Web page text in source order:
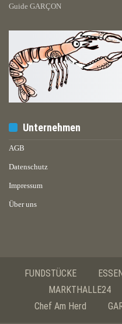
Guide GARÇON
Unternehmen
AGB
Datenschutz
Impressum
Über uns
FUNDSTÜCKE
MARKTHALLE24
Chef Am Herd